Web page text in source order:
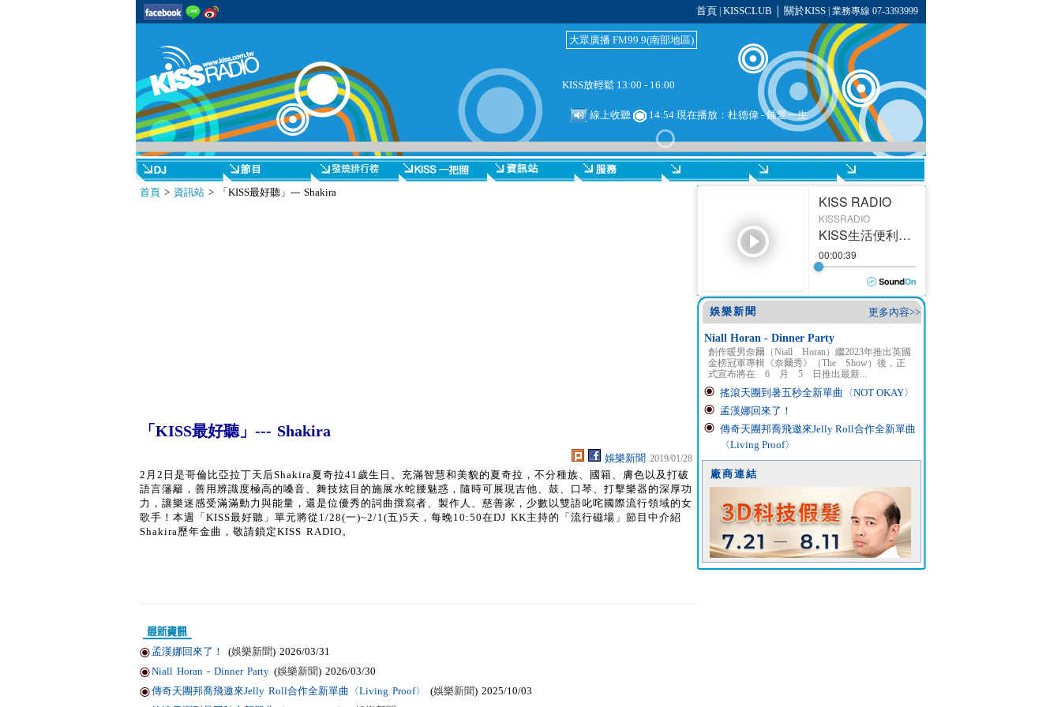
首頁 KISSCLUB 關於KISS| 業務專線 07-3393999
大眾廣播 FM99.9(南部地區)
KISS放輕鬆 13:00 - 16:00
線上收聽 14:54 現在播放： 杜德偉-鍾愛一生
首頁> 資訊站> 「KISS最好聽」--- Shakira
「KISS最好聽」--- Shakira
娛樂新聞 2019/01/28
2月2日是哥倫比亞拉丁天后Shakira夏奇拉41歲生日。充滿智慧和美貌的夏奇拉，不分種族、國籍、膚色以及打破
語言籓籬，善用辨識度極高的嗓音、舞技炫目的施展水蛇腰魅惑，隨時可展現吉他、鼓、口琴、打擊樂器的深厚功
力，讓樂迷感受滿滿動力與能量，還是位優秀的詞曲撰寫者、製作人、慈善家，少數以雙語叱咤國際流行領域的女
歌手！本週「KISS最好聽」單元將從1/28(一)~2/1(五)5天，每晚10:50在DJ KK主持的「流行磁場」節目中介紹
Shakira歷年金曲，敬請鎖定KISS RADIO。
孟漢娜回來了！ (娛樂新聞) 2026/03/31
Niall Horan - Dinner Party (娛樂新聞) 2026/03/30
傳奇天團邦喬飛邀來Jelly Roll合作全新單曲〈Living Proof〉
(娛樂新聞) 2025/10/03
更多內容>>
娛樂新聞
Niall Horan - Dinner Party
創作暖男奈爾（Niall Horan）繼2023年推出英國
金榜冠軍專輯《奈爾秀》（The Show）後，正
式宣布將在 6 月 5 日推出最新...
搖滾天團到暑五秒全新單曲〈NOT OKAY〉
孟漢娜回來了！
傳奇天團邦喬飛邀來Jelly Roll合作全新單曲
〈Living Proof〉
廠商連結